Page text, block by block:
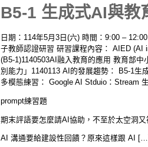
B5-1 生成式AI與教
日期：114年5月3日(六) 時間：9:00 –
子教師認證研習 研習課程內容： AIED (AI
(B5-1)1140503AI融入教育的應用 教育部
別能力」1140113 AI的發展趨勢： B5-1生
多模態練習： Google AI Stduio：Stream
prompt練習題
期末評語要怎麼請AI協助，不至於太空洞
AI 溝通要給建設性回饋？原來這樣跟 AI